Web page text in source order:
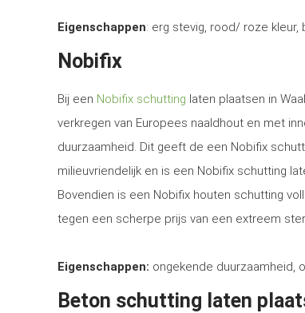
Eigenschappen: erg stevig, rood/ roze
Nobifix
Bij een Nobifix schutting laten plaatsen in
verkregen van Europees naaldhout en met
duurzaamheid. Dit geeft de een Nobifix
milieuvriendelijk en is een Nobifix schutting
Bovendien is een Nobifix houten schutting
tegen een scherpe prijs van een extreem
Eigenschappen: ongekende duurzaamheid,
Beton schutting laten